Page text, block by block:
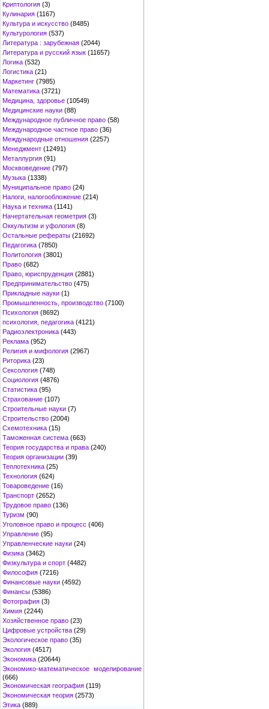
Криптология (3)
Кулинария (1167)
Культура и искусство (8485)
Культурология (537)
Литература : зарубежная (2044)
Литература и русский язык (11657)
Логика (532)
Логистика (21)
Маркетинг (7985)
Математика (3721)
Медицина, здоровье (10549)
Медицинские науки (88)
Международное публичное право (58)
Международное частное право (36)
Международные отношения (2257)
Менеджмент (12491)
Металлургия (91)
Москвоведение (797)
Музыка (1338)
Муниципальное право (24)
Налоги, налогообложение (214)
Наука и техника (1141)
Начертательная геометрия (3)
Оккультизм и уфология (8)
Остальные рефераты (21692)
Педагогика (7850)
Политология (3801)
Право (682)
Право, юриспруденция (2881)
Предпринимательство (475)
Прикладные науки (1)
Промышленность, производство (7100)
Психология (8692)
психология, педагогика (4121)
Радиоэлектроника (443)
Реклама (952)
Религия и мифология (2967)
Риторика (23)
Сексология (748)
Социология (4876)
Статистика (95)
Страхование (107)
Строительные науки (7)
Строительство (2004)
Схемотехника (15)
Таможенная система (663)
Теория государства и права (240)
Теория организации (39)
Теплотехника (25)
Технология (624)
Товароведение (16)
Транспорт (2652)
Трудовое право (136)
Туризм (90)
Уголовное право и процесс (406)
Управление (95)
Управленческие науки (24)
Физика (3462)
Физкультура и спорт (4482)
Философия (7216)
Финансовые науки (4592)
Финансы (5386)
Фотография (3)
Химия (2244)
Хозяйственное право (23)
Цифровые устройства (29)
Экологическое право (35)
Экология (4517)
Экономика (20644)
Экономико-математическое моделирование
(666)
Экономическая география (119)
Экономическая теория (2573)
Этика (889)